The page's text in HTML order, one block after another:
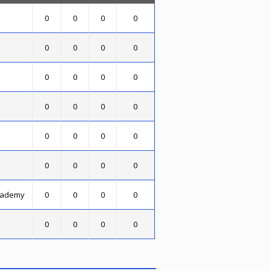
0 0 0 0
0 0 0 0
0 0 0 0
0 0 0 0
0 0 0 0
0 0 0 0
0 0 0 0
0 0 0 0